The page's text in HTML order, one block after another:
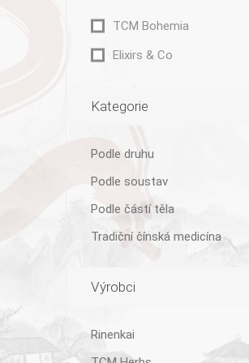
Bylinky TČM
Ostatní
TCM Bohemia
Elixirs & Co
Kategorie
Podle druhu
Podle soustav
Podle částí těla
Tradiční čínská medicína
Výrobci
Rinenkai